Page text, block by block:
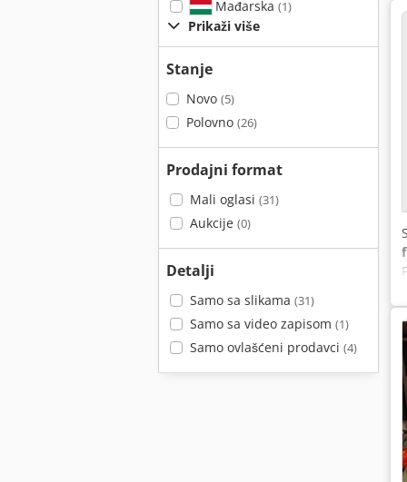
Mađarska (1)
Prikaži više
Stanje
Novo (5)
Polovno (26)
Prodajni format
Mali oglasi (31)
Aukcije (0)
Detalji
Samo sa slikama (31)
Samo sa video zapisom (1)
Samo ovlašćeni prodavci (4)